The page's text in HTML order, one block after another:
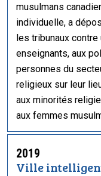
musulmans
individuelle, a
les tribunaux
enseignants, aux
personnes du
religieux sur leur
aux minorités
aux femmes
2019
Ville